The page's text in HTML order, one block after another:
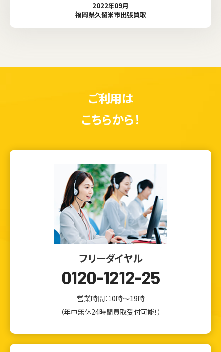
2022年09月
福岡県久留米市出張買取
ご利用は
こちらから！
フリーダイヤル
0120-1212-25
営業時間：10時～19時
（年中無休24時間買取受付可能！）